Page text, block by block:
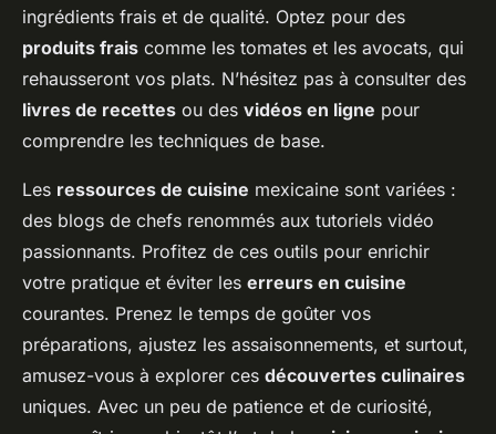
ingrédients frais et de qualité. Optez pour des
produits frais comme les tomates et les avocats, qui
rehausseront vos plats. N’hésitez pas à consulter des
livres de recettes ou des vidéos en ligne pour
comprendre les techniques de base.
Les ressources de cuisine mexicaine sont variées :
des blogs de chefs renommés aux tutoriels vidéo
passionnants. Profitez de ces outils pour enrichir
votre pratique et éviter les erreurs en cuisine
courantes. Prenez le temps de goûter vos
préparations, ajustez les assaisonnements, et surtout,
amusez-vous à explorer ces découvertes culinaires
uniques. Avec un peu de patience et de curiosité,